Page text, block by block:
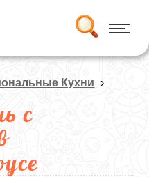
Кухни ›
с